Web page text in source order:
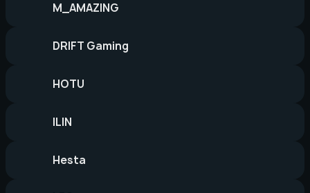
M_AMAZING
DRIFT Gaming
HOTU
ILIN
Hesta